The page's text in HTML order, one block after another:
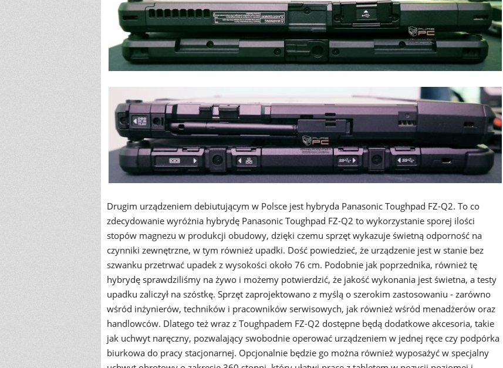
Drugim urządzeniem debiutującym w Polsce jest hybryda Panasonic Toughpad FZ-Q2. To co
zdecydowanie wyróżnia hybrydę Panasonic Toughpad FZ-Q2 to wykorzystanie sporej ilości
stopów magnezu w produkcji obudowy, dzięki czemu sprzęt wykazuje świetną odporność na
czynniki zewnętrzne, w tym również upadki. Dość powiedzieć, że urządzenie jest w stanie bez
szwanku przetrwać upadek z wysokości około 76 cm. Podobnie jak poprzednika, również tę
hybrydę sprawdziliśmy na żywo i możemy potwierdzić, że jakość wykonania jest świetna, a testy
upadku zaliczył na szóstkę. Sprzęt zaprojektowano z myślą o szerokim zastosowaniu - zarówno
wśród inżynierów, techników i pracowników serwisowych, jak również wśród menadżerów oraz
handlowców. Dlatego też wraz z Toughpadem FZ-Q2 dostępne będą dodatkowe akcesoria, takie
jak uchwyt naręczny, pozwalający swobodnie operować urządzeniem w jednej ręce czy podpórka
biurkowa do pracy stacjonarnej. Opcjonalnie będzie go można również wyposażyć w specjalny